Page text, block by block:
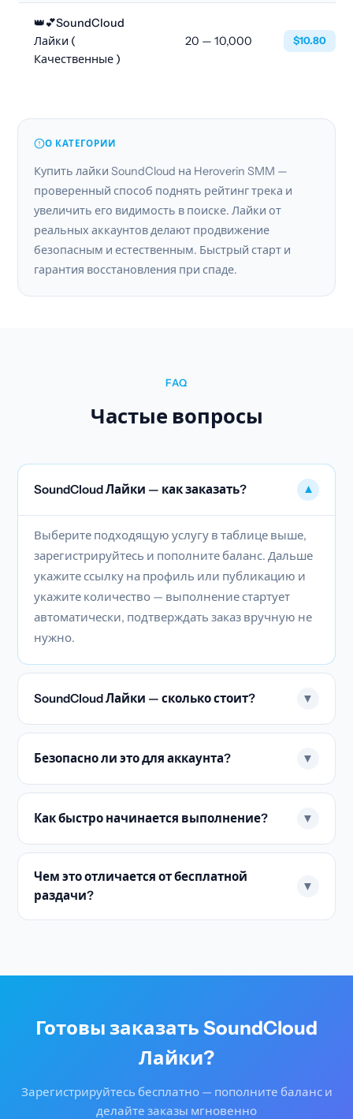
👑💕SoundCloud
Лайки (
Качественные )
20 — 10,000 $10.80
О КАТЕГОРИИ
Купить лайки SoundCloud на Heroverin SMM —
проверенный способ поднять рейтинг трека и
увеличить его видимость в поиске. Лайки от
реальных аккаунтов делают продвижение
безопасным и естественным. Быстрый старт и
гарантия восстановления при спаде.
FAQ
Частые вопросы
SoundCloud Лайки — как заказать? ▼
Выберите подходящую услугу в таблице выше,
зарегистрируйтесь и пополните баланс. Дальше
укажите ссылку на профиль или публикацию и
укажите количество — выполнение стартует
автоматически, подтверждать заказ вручную не
нужно.
SoundCloud Лайки — сколько стоит? ▼
Безопасно ли это для аккаунта? ▼
Как быстро начинается выполнение? ▼
Чем это отличается от бесплатной
раздачи?
▼
Готовы заказать SoundCloud
Лайки?
Зарегистрируйтесь бесплатно — пополните баланс и
делайте заказы мгновенно